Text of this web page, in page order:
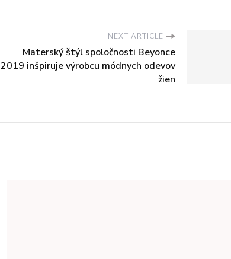
NEXT ARTICLE
Materský štýl spoločnosti Beyonce
2019 inšpiruje výrobcu módnych odevov
žien